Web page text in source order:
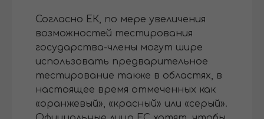
Согласно ЕК, по мере увеличения
возможностей тестирования
государства-члены могут шире
использовать предварительное
тестирование также в областях, в
настоящее время отмеченных как
«оранжевый», «красный» или «серый».